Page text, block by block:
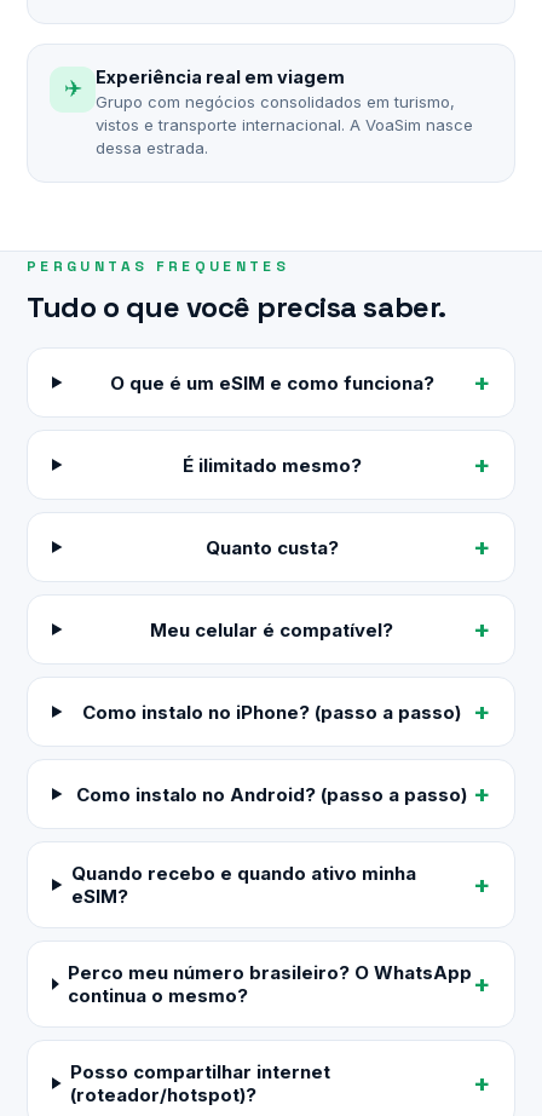
✈️ Experiência real em viagem
Grupo com negócios consolidados em turismo,
vistos e transporte internacional. A VoaSim nasce
dessa estrada.
PERGUNTAS FREQUENTES
Tudo o que você precisa saber.
O que é um eSIM e como funciona?
É ilimitado mesmo?
Quanto custa?
Meu celular é compatível?
Como instalo no iPhone? (passo a passo)
Como instalo no Android? (passo a passo)
Quando recebo e quando ativo minha
eSIM?
Perco meu número brasileiro? O WhatsApp
continua o mesmo?
Posso compartilhar internet
(roteador/hotspot)?